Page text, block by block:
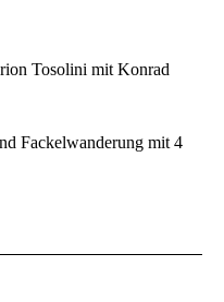
Tosolini mit Konrad
Fackelwanderung mit 4